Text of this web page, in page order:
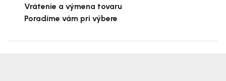
Vrátenie a výmena tovaru
Poradíme vám pri výbere